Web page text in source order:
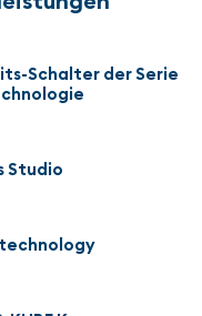
Schalter der Serie
Studio
technology